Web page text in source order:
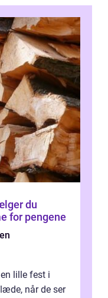
du
for pengene
lille fest i
når de ser